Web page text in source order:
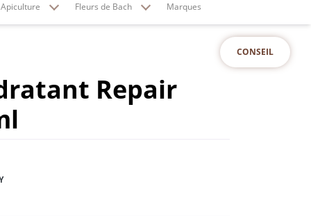
Apiculture Fleurs de Bach Marques
CONSEIL
Repair